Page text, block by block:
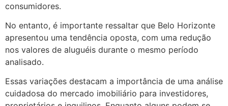
consumidores.
No entanto, é importante ressaltar que Belo Horizonte
apresentou uma tendência oposta, com uma redução
nos valores de aluguéis durante o mesmo período
analisado.
Essas variações destacam a importância de uma análise
cuidadosa do mercado imobiliário para investidores,